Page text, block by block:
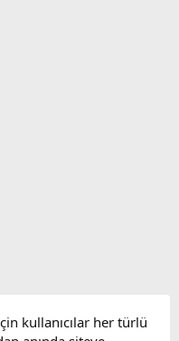
kullanıcılar her türlü